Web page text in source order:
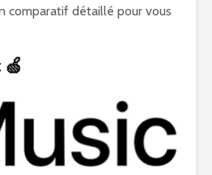
comparatif détaillé pour vous